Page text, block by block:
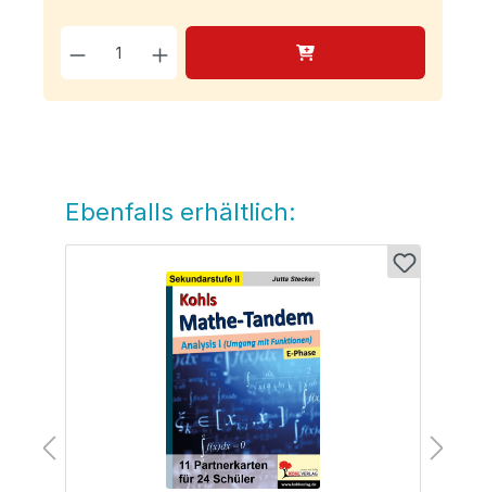
Produkt Anzahl: Gib den
Produktgalerie überspringen
Ebenfalls erhältlich: